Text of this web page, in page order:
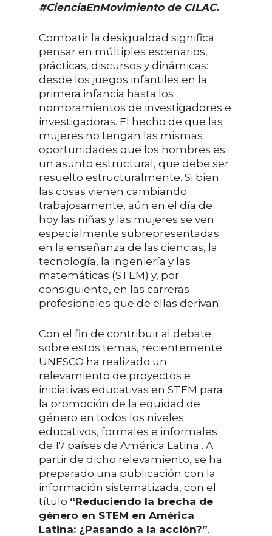
#CienciaEnMovimiento de CILAC.
Combatir la desigualdad significa
pensar en múltiples escenarios,
prácticas, discursos y dinámicas:
desde los juegos infantiles en la
primera infancia hasta los
nombramientos de investigadores e
investigadoras. El hecho de que las
mujeres no tengan las mismas
oportunidades que los hombres es
un asunto estructural, que debe ser
resuelto estructuralmente. Si bien
las cosas vienen cambiando
trabajosamente, aún en el día de
hoy las niñas y las mujeres se ven
especialmente subrepresentadas
en la enseñanza de las ciencias, la
tecnología, la ingeniería y las
matemáticas (STEM) y, por
consiguiente, en las carreras
profesionales que de ellas derivan.
Con el fin de contribuir al debate
sobre estos temas, recientemente
UNESCO ha realizado un
relevamiento de proyectos e
iniciativas educativas en STEM para
la promoción de la equidad de
género en todos los niveles
educativos, formales e informales
de 17 países de América Latina . A
partir de dicho relevamiento, se ha
preparado una publicación con la
información sistematizada, con el
título “Reduciendo la brecha de
género en STEM en América
Latina: ¿Pasando a la acción?”.